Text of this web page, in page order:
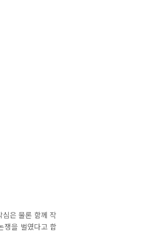
은 물론 함께 작
쟁을 벌였다고 합